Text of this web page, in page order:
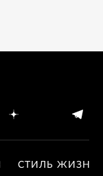
СТИЛЬ ЖИЗНИ